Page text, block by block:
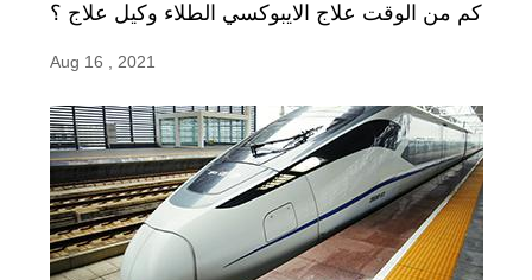
كم من الوقت علاج الايبوكسي الطلاء وكيل علاج ؟
Aug 16 , 2021